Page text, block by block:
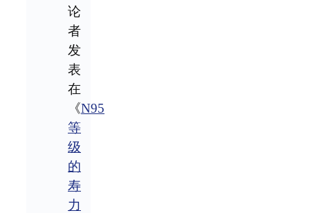
论
者
发
表
在
《N95
等
级
的
寿
力